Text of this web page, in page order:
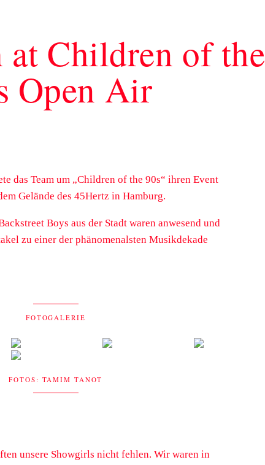
Children of the
Open Air
das Team um „Children of the 90s“ ihren Event
Gelände des 45Hertz in Hamburg.
Boys aus der Stadt waren anwesend und
zu einer der phänomenalsten Musikdekade
FOTOGALERIE
FOTOS: TAMIM TANOT
unsere Showgirls nicht fehlen. Wir waren in